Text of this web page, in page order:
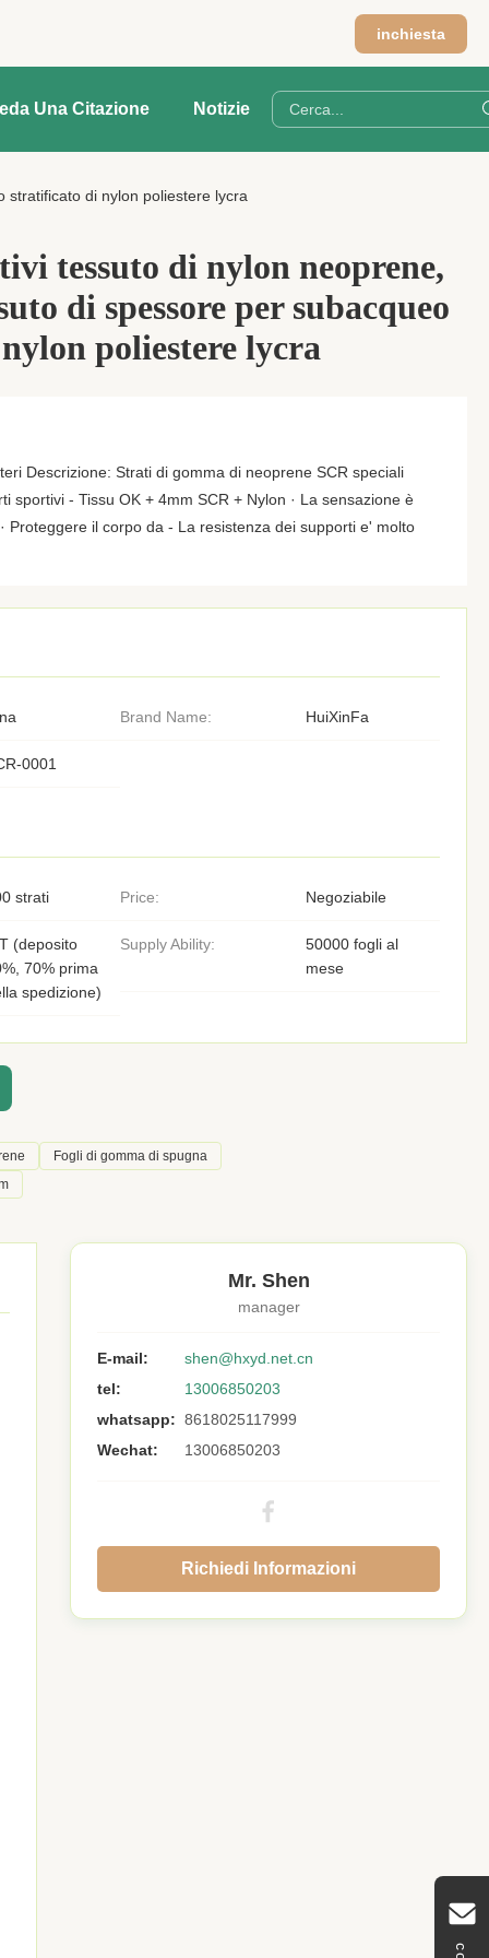
inchiesta
Una Citazione Notizie
stratificato di nylon poliestere lycra
tessuto di nylon neoprene,
di spessore per subacqueo
poliestere lycra
Descrizione: Strati di gomma di neoprene SCR speciali
sportivi - Tissu OK + 4mm SCR + Nylon · La sensazione è
Proteggere il corpo da - La resistenza dei supporti e' molto
Brand Name: HuiXinFa
0001
strati Price: Negoziabile
(deposito
70% prima
spedizione)
Supply Ability:
50000 fogli al
mese
Fogli di gomma di spugna
Mr. Shen
manager
E-mail:
shen@hxyd.net.cn
tel:
13006850203
whatsapp: 8618025117999
Wechat:
13006850203
Richiedi Informazioni